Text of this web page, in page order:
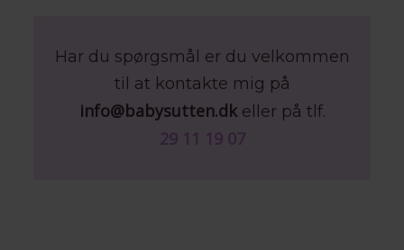
Har du spørgsmål er du velkommen
til at kontakte mig på
info@babysutten.dkeller på tlf.
29 11 19 07